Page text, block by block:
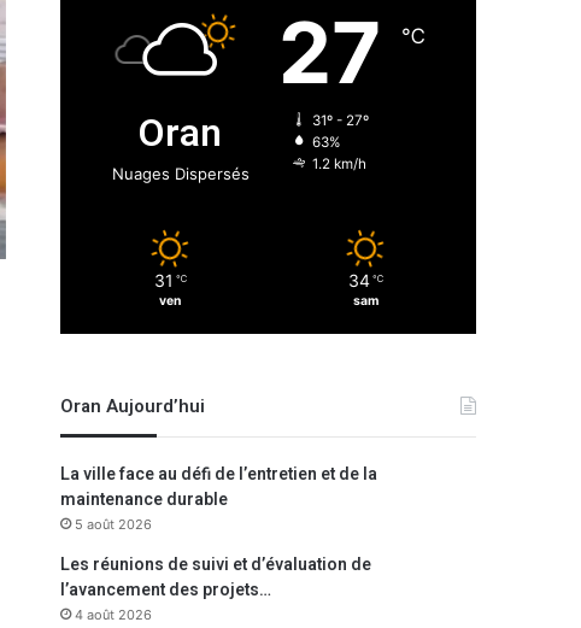
Oran
Nuages Dispersés
27 ℃
31º - 27º
63%
1.2 km/h
31 ℃
ven
34 ℃
sam
Oran Aujourd’hui
La ville face au défi de l’entretien et de la
maintenance durable
5 août 2026
Les réunions de suivi et d’évaluation de
l’avancement des projets…
4 août 2026